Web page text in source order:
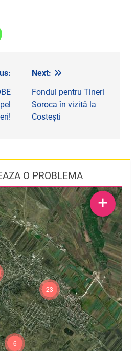
Next:
Fondul pentru Tineri
Soroca în vizită la
Costești
O PROBLEMA
23
6
+